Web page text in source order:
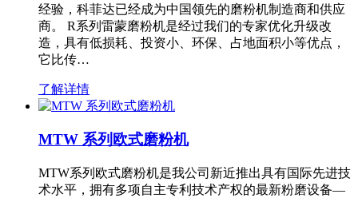
经验，科菲达已经成为中国领先的磨粉机制造商和供应
商。 R系列雷蒙磨粉机是经过我们的专家优化升级改
造，具有低损耗、投资小、环保、占地面积小等优点，
它比传…
了解详情
MTW 系列欧式磨粉机
MTW系列欧式磨粉机是我公司新近推出具有国际先进技
术水平，拥有多项自主专利技术产权的最新粉磨设备—